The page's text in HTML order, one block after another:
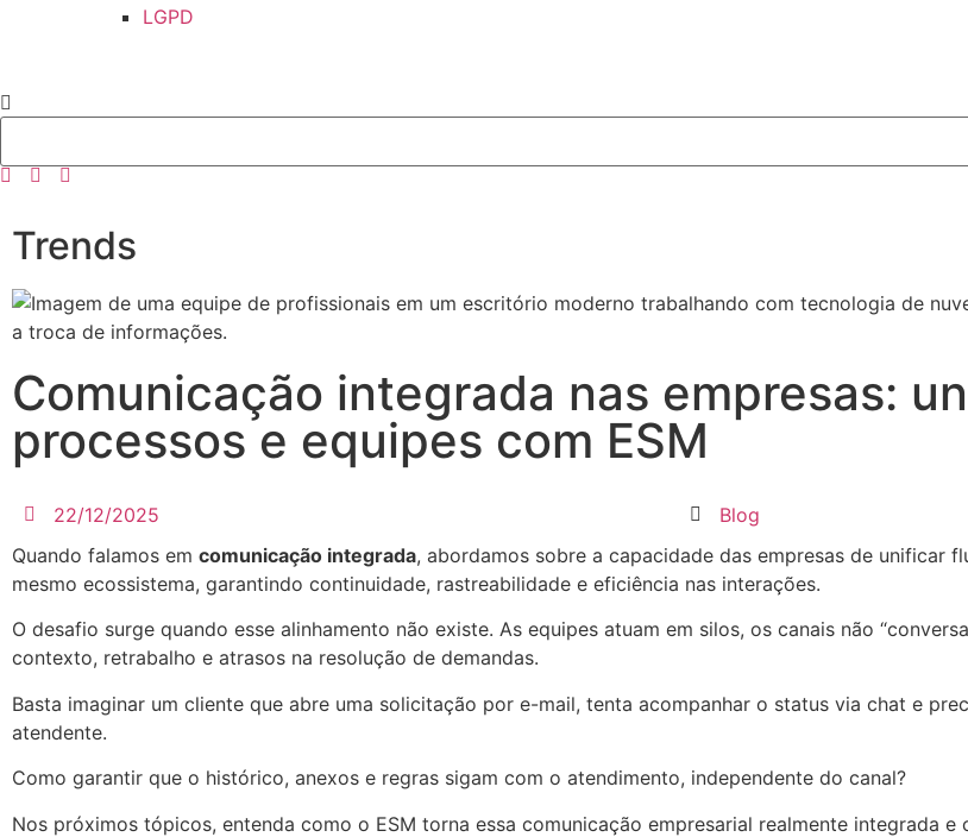
LGPD
Trends
Comunicação integrada nas empresas:
processos e equipes com ESM
22/12/2025
Blog
Quando falamos em comunicação integrada, abordamos sobre a capacidade das empresas de unificar
mesmo ecossistema, garantindo continuidade, rastreabilidade e eficiência nas interações.
O desafio surge quando esse alinhamento não existe. As equipes atuam em silos, os canais não
contexto, retrabalho e atrasos na resolução de demandas.
Basta imaginar um cliente que abre uma solicitação por e-mail, tenta acompanhar o status via chat e
atendente.
Como garantir que o histórico, anexos e regras sigam com o atendimento, independente do canal?
Nos próximos tópicos, entenda como o ESM torna essa comunicação empresarial realmente integrada e